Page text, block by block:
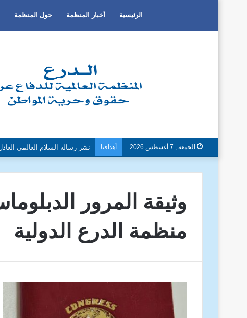
الرئيسية أخبار المنظمة حول المنظمة
الجمعة , 7 أغسطس 2026 أهدافنا دون تمييز بسبب العرق او الجنس
وثيقة المرور
منظمة الدرع الدولية